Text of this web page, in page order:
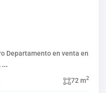
Departamento en venta en
...
72 m2